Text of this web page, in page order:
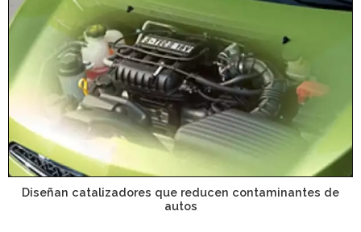
Diseñan catalizadores que reducen contaminantes de
autos